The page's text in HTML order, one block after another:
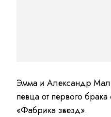
Эмма и Александр
певца от первого
«Фабрика звезд».